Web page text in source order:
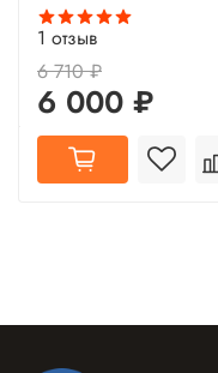
1 отзыв
6 710 ₽
6 000 ₽